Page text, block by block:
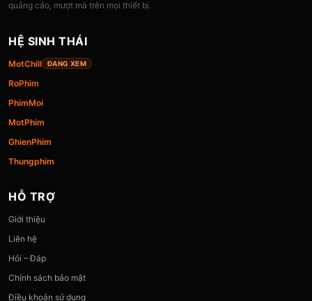
quảng cáo, mượt mà trên mọi thiết bị.
HỆ SINH THÁI
MotChill ĐANG XEM
RoPhim
PhimMoi
MotPhim
GhienPhim
Thungphim
HỖ TRỢ
Giới thiệu
Liên hệ
Hỏi – Đáp
Chính sách bảo mật
Điều khoản sử dụng